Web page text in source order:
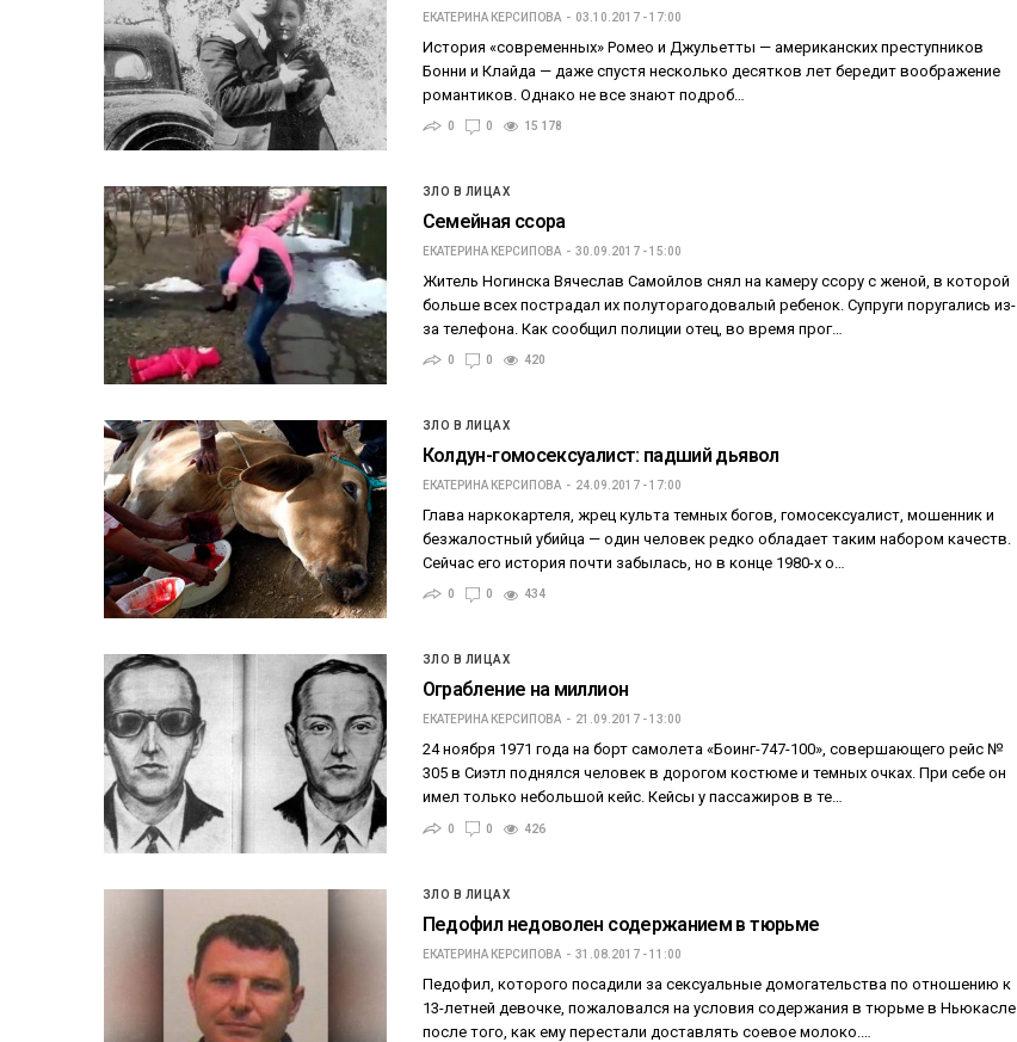
ЕКАТЕРИНА КЕРСИПОВА 03.10.2017 - 17:00
История «современных» Ромео и Джульетты — американских преступников
Бонни и Клайда — даже спустя несколько десятков лет бередит воображение
романтиков. Однако не все знают подроб…
0 0 15 178
ЗЛО В ЛИЦАХ
Семейная ссора
ЕКАТЕРИНА КЕРСИПОВА 30.09.2017 - 15:00
Житель Ногинска Вячеслав Самойлов снял на камеру ссору с женой, в которой
больше всех пострадал их полуторагодовалый ребенок. Супруги поругались из-
за телефона. Как сообщил полиции отец, во время прог…
0 0 420
ЗЛО В ЛИЦАХ
Колдун-гомосексуалист: падший дьявол
ЕКАТЕРИНА КЕРСИПОВА 24.09.2017 - 17:00
Глава наркокартеля, жрец культа темных богов, гомосексуалист, мошенник и
безжалостный убийца — один человек редко обладает таким набором качеств.
Сейчас его история почти забылась, но в конце 1980-х о…
0 0 434
ЗЛО В ЛИЦАХ
Ограбление на миллион
ЕКАТЕРИНА КЕРСИПОВА 21.09.2017 - 13:00
24 ноября 1971 года на борт самолета «Боинг-747-100», совершающего рейс №
305 в Сиэтл поднялся человек в дорогом костюме и темных очках. При себе он
имел только небольшой кейс. Кейсы у пассажиров в те…
0 0 426
ЗЛО В ЛИЦАХ
Педофил недоволен содержанием в тюрьме
ЕКАТЕРИНА КЕРСИПОВА 31.08.2017 - 11:00
Педофил, которого посадили за сексуальные домогательства по отношению к
13-летней девочке, пожаловался на условия содержания в тюрьме в Ньюкасле
после того, как ему перестали доставлять соевое молоко.…